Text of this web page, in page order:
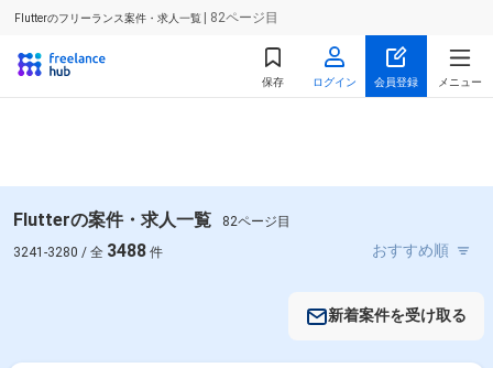
Flutterのフリーランス案件・求人一覧 | 82ページ目
保存 ログイン 会員登録 メニュー
Flutterの案件・求人一覧
82ページ目
3241-3280 / 全 3488 件
新着案件を受け取る